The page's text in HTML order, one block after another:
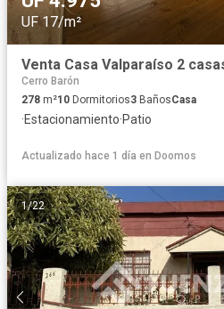
UF 17/m²
Cerro Barón
278 m²10 Dormitorios3 BañosCasa
·Estacionamiento·Patio
Actualizado hace 1 día en Doomos
1/22